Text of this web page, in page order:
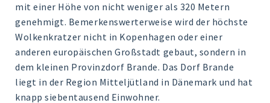
mit einer Höhe von nicht weniger als 320 Metern
genehmigt. Bemerkenswerterweise wird der höchste
Wolkenkratzer nicht in Kopenhagen oder einer
anderen europäischen Großstadt gebaut, sondern in
dem kleinen Provinzdorf Brande. Das Dorf Brande
liegt in der Region Mitteljütland in Dänemark und hat
knapp siebentausend Einwohner.